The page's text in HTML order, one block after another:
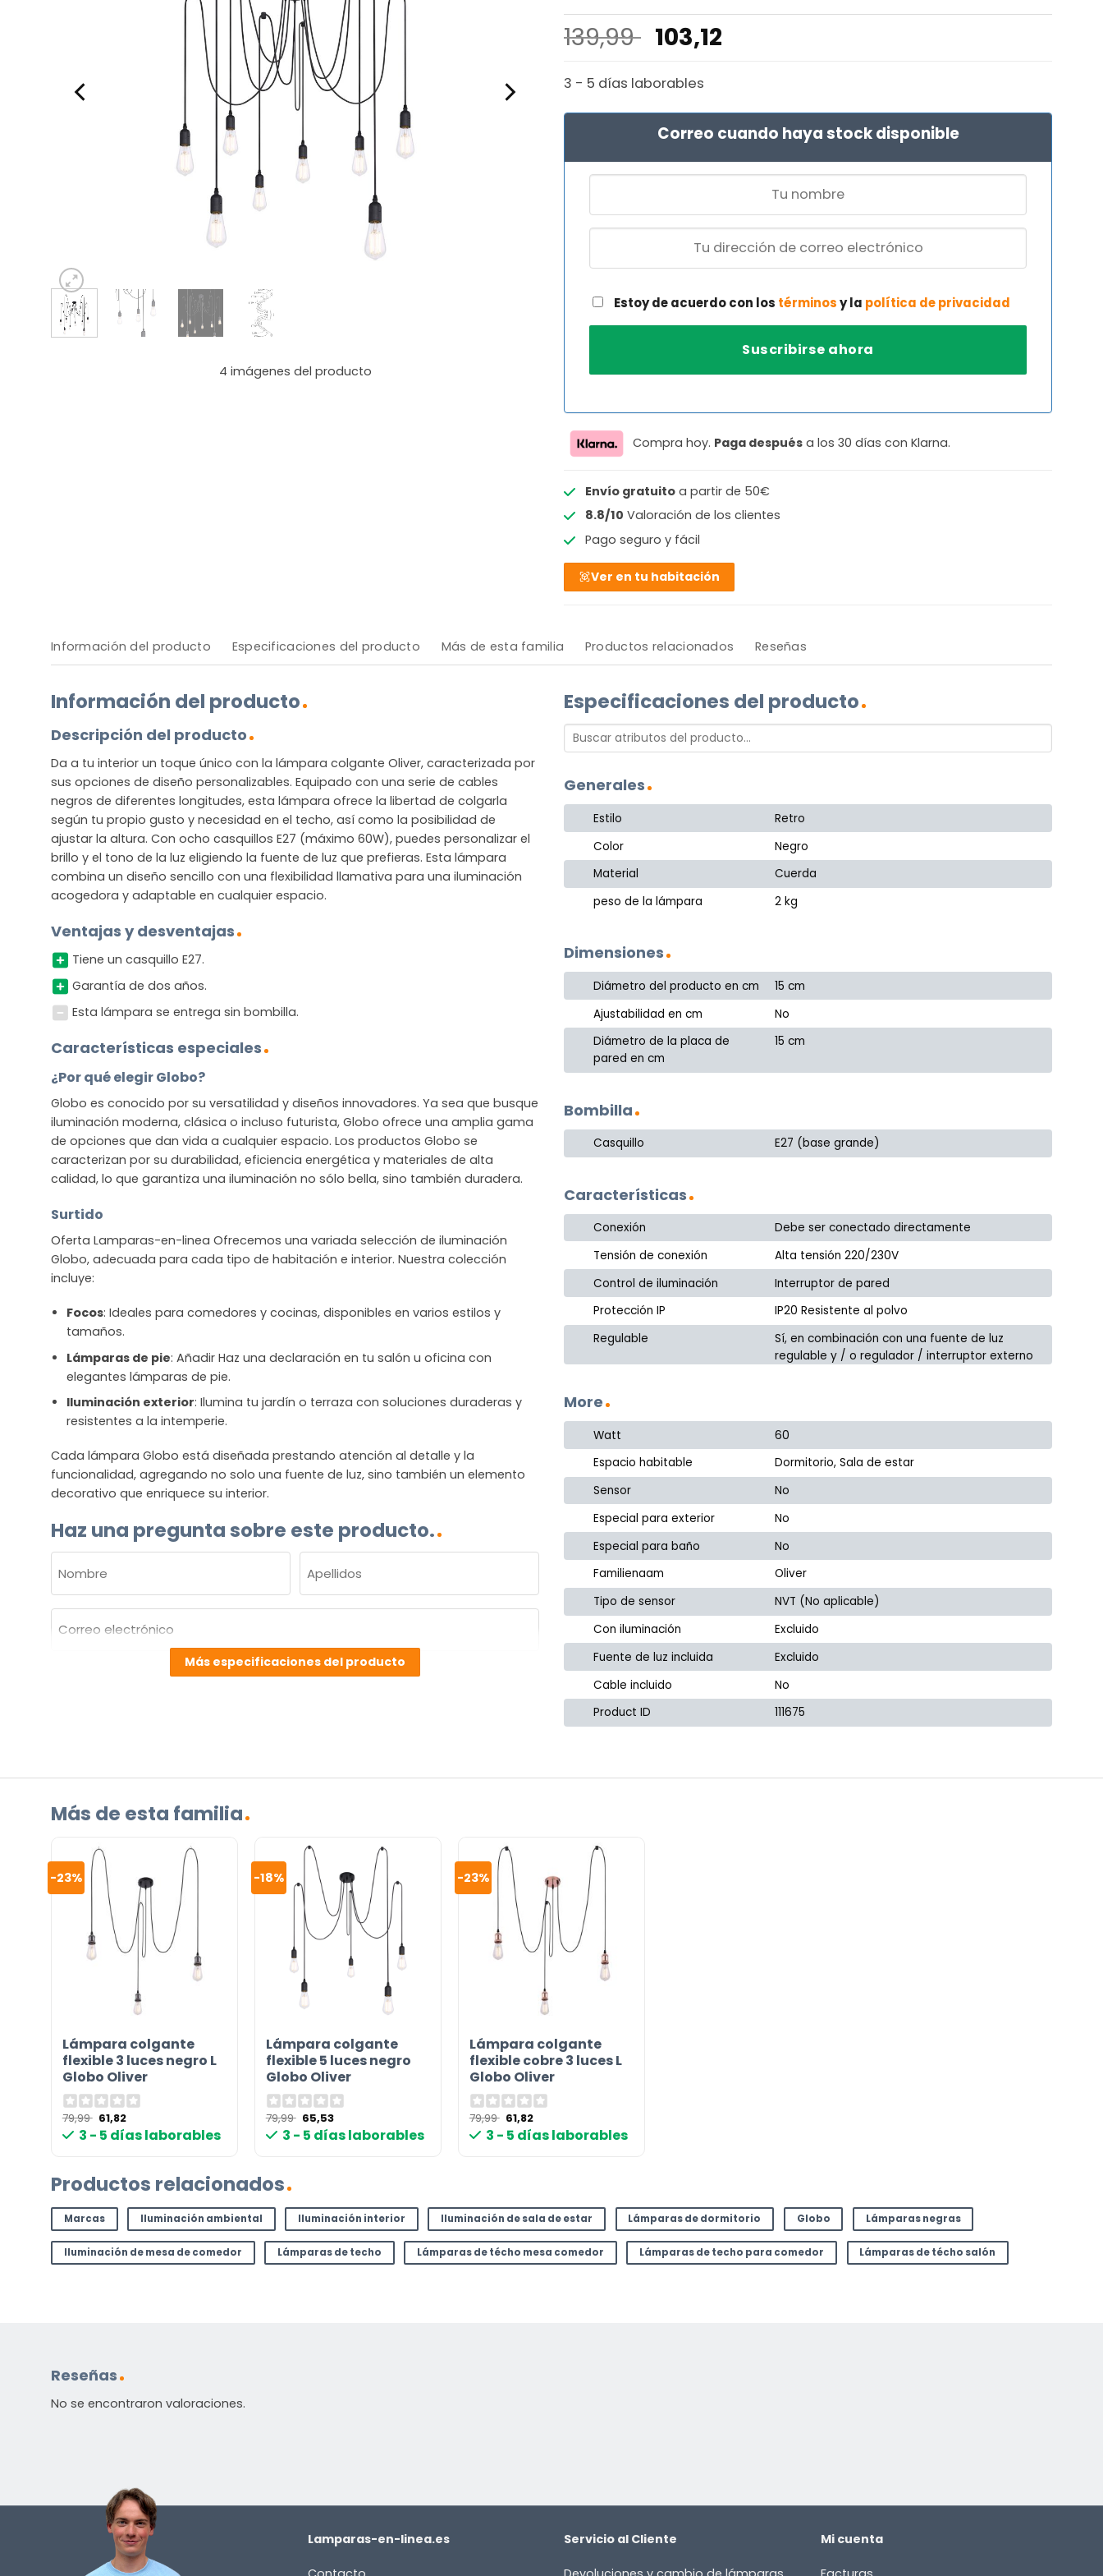
4 imágenes del producto
139,99 El
precio
original
era:
139,99 €.
103,12
es:
103,12 €.
3 - 5 días laborables
Correo cuando haya stock disponible
Estoy de acuerdo con los términosy la política de privacidad
Compra hoy. Paga después a los 30 días con Klarna.
Envío gratuitoa partir de 50€
8.8/10 Valoración de los clientes
Pago seguro y fácil
Ver en tu habitación
Información del producto Especificaciones del producto Más de esta familia Productos relacionados Reseñas
Información del producto
Descripción del producto
Da a tu interior un toque único con la lámpara colgante Oliver, caracterizada por
sus opciones de diseño personalizables. Equipado con una serie de cables
negros de diferentes longitudes, esta lámpara ofrece la libertad de colgarla
según tu propio gusto y necesidad en el techo, así como la posibilidad de
ajustar la altura. Con ocho casquillos E27 (máximo 60W), puedes personalizar el
brillo y el tono de la luz eligiendo la fuente de luz que prefieras. Esta lámpara
combina un diseño sencillo con una flexibilidad llamativa para una iluminación
acogedora y adaptable en cualquier espacio.
Ventajas y desventajas
Tiene un casquillo E27.
Garantía de dos años.
Esta lámpara se entrega sin bombilla.
Características especiales
¿Por qué elegir Globo?
Globo es conocido por su versatilidad y diseños innovadores. Ya sea que busque
iluminación moderna, clásica o incluso futurista, Globo ofrece una amplia gama
de opciones que dan vida a cualquier espacio. Los productos Globo se
caracterizan por su durabilidad, eficiencia energética y materiales de alta
calidad, lo que garantiza una iluminación no sólo bella, sino también duradera.
Surtido
Oferta Lamparas-en-linea Ofrecemos una variada selección de iluminación
Globo, adecuada para cada tipo de habitación e interior. Nuestra colección
incluye:
Focos: Ideales para comedores y cocinas, disponibles en varios estilos y
tamaños.
Lámparas de pie: Añadir Haz una declaración en tu salón u oficina con
elegantes lámparas de pie.
Iluminación exterior: Ilumina tu jardín o terraza con soluciones duraderas y
resistentes a la intemperie.
Cada lámpara Globo está diseñada prestando atención al detalle y la
funcionalidad, agregando no solo una fuente de luz, sino también un elemento
decorativo que enriquece su interior.
Haz una pregunta sobre este producto.
(OBLIGATORIO)
Nombre Apellidos
electrónico
el
(Obligatorio)
Incluido por defecto
Instrucciones en diferentes idiomas
Etiqueta energética
¿TIENES ALGUNA PREGUNTA?
Contáctenos. Puede comunicarse con nosotros por
Más especificaciones del producto
Especificaciones del producto
Generales
Estilo
Retro
Color
Negro
Material
Cuerda
peso de la lámpara
2 kg
Dimensiones
Diámetro del producto en cm
15 cm
Ajustabilidad en cm
No
Diámetro de la placa de
pared en cm
15 cm
Bombilla
Casquillo E27 (base grande)
Características
Conexión
Debe ser conectado directamente
Tensión de conexión
Alta tensión 220/230V
Control de iluminación
Interruptor de pared
Protección IP
IP20 Resistente al polvo
Regulable
Sí, en combinación con una fuente de luz
regulable y / o regulador / interruptor externo
More
Watt
60
Espacio habitable
Dormitorio, Sala de estar
Sensor
No
Especial para exterior
No
Especial para baño
No
Familienaam
Oliver
Tipo de sensor
NVT (No aplicable)
Con iluminación
Excluido
Fuente de luz incluida
Excluido
Cable incluido
No
Product ID
111675
Más de esta familia
-23%
Lámpara colgante
flexible 3 luces negro L
Globo Oliver
79,99 El
precio
original
61,82
precio
actual
3 - 5 días laborables
-18%
Lámpara colgante
flexible 5 luces negro
Globo Oliver
79,99 El
precio
original
65,53
precio
actual
3 - 5 días laborables
-23%
Lámpara colgante
flexible cobre 3 luces L
Globo Oliver
79,99 El
precio
original
61,82
precio
actual
3 - 5 días laborables
Productos relacionados
Marcas Iluminación ambiental Iluminación interior Iluminación de sala de estar Lámparas de dormitorio Globo Lámparas negras
Iluminación de mesa de comedor Lámparas de techo Lámparas de técho mesa comedor Lámparas de techo para comedor Lámparas de técho salón
Reseñas
No se encontraron valoraciones.
Lamparas-en-linea.es Servicio al Cliente Mi cuenta